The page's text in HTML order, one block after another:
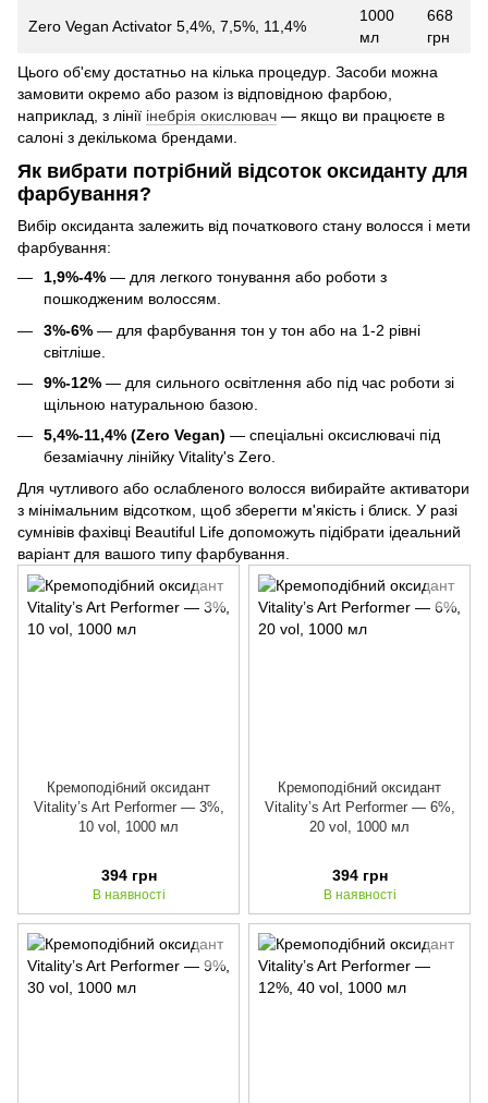
Zero Vegan Activator 5,4%, 7,5%, 11,4%
1000
мл
668
грн
Цього об'єму достатньо на кілька процедур. Засоби можна
замовити окремо або разом із відповідною фарбою,
наприклад, з лінії інебрія окислювач — якщо ви працюєте в
салоні з декількома брендами.
Як вибрати потрібний відсоток оксиданту для
фарбування?
Вибір оксиданта залежить від початкового стану волосся і мети
фарбування:
1,9%-4% — для легкого тонування або роботи з
пошкодженим волоссям.
3%-6% — для фарбування тон у тон або на 1-2 рівні
світліше.
9%-12% — для сильного освітлення або під час роботи зі
щільною натуральною базою.
5,4%-11,4% (Zero Vegan) — спеціальні оксислювачі під
безаміачну лінійку Vitality's Zero.
Для чутливого або ослабленого волосся вибирайте активатори
з мінімальним відсотком, щоб зберегти м'якість і блиск. У разі
сумнівів фахівці Beautiful Life допоможуть підібрати ідеальний
варіант для вашого типу фарбування.
Кремоподібний оксидант
Vitality’s Art Performer — 3%,
10 vol, 1000 мл
394 грн
В наявності
Кремоподібний оксидант
Vitality’s Art Performer — 6%,
20 vol, 1000 мл
394 грн
В наявності